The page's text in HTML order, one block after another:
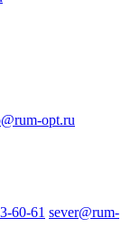
opt.ru
60-61 sever@rum-